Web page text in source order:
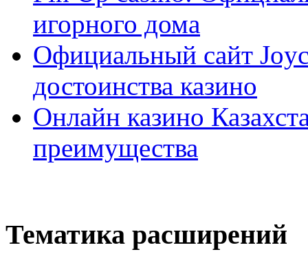
игорного дома
Официальный сайт
достоинства казино
Онлайн казино
преимущества
Тематика расширений